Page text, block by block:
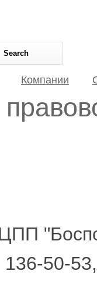
Компании
50-